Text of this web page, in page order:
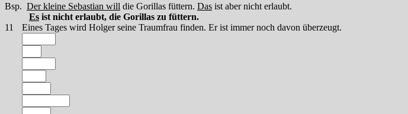
Bsp. Der kleine Sebastian will die Gorillas füttern. Das ist aber nicht erlaubt.
Es ist nicht erlaubt, die Gorillas zu füttern.
11
Eines Tages wird Holger seine Traumfrau finden. Er ist immer noch davon überzeugt.